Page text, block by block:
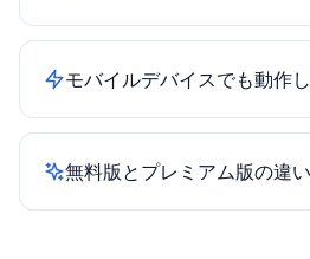
式・コード・ドキュメン
すが、AI検出結果は変わ
ださい。
当ツールは技術的なマー
出典を明記する責任を免除
使用をお勧めします。AI
適切に引用してください。
モバイルデバイスでも動作
はい、すべてのデバイス
に動作します：スマートフ
無料版とプレミアム版の違